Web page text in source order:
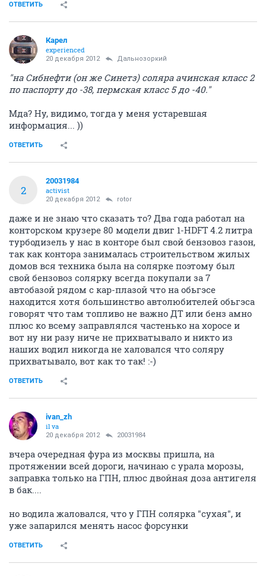
ОТВЕТИТЬ
Карел
experienced
20 декабря 2012 Дальнозоркий
"на Сибнефти (он же Синетз) соляра ачинская класс 2
по паспорту до -38, пермская класс 5 до -40."
Мда? Ну, видимо, тогда у меня устаревшая
информация... ))
ОТВЕТИТЬ
2
20031984
activist
20 декабря 2012 rotor
даже и не знаю что сказать то? Два года работал на
конторском крузере 80 модели двиг 1-HDFT 4.2 литра
турбодизель у нас в конторе был свой бензовоз газон,
так как контора занималась строительством жилых
домов вся техника была на солярке поэтому был
свой бензовоз солярку всегда покупали за 7
автобазой рядом с кар-плазой что на обьгэсе
находится хотя большинство автолюбителей обьгэса
говорят что там топливо не важно ДТ или бенз амно
плюс ко всему заправлялся частенько на хоросе и
вот ну ни разу ниче не прихватывало и никто из
наших водил никогда не халовался что соляру
прихватывало, вот как то так! :-)
ОТВЕТИТЬ
ivаn_zh
il va
20 декабря 2012 20031984
вчера очередная фура из москвы пришла, на
протяжении всей дороги, начинаю с урала морозы,
заправка только на ГПН, плюс двойная доза антигеля
в бак....
но водила жаловался, что у ГПН солярка "сухая", и
уже запарился менять насос форсунки
ОТВЕТИТЬ